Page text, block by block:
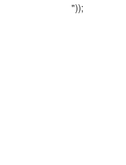
"));